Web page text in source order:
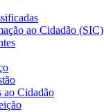
ao Cidadão (SIC)
ao Cidadão